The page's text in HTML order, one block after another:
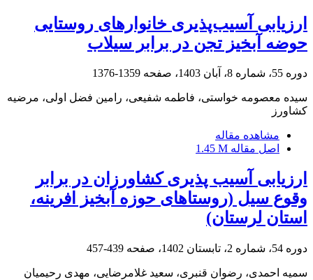
ارزیابی آسیب‌پذیری خانوارهای روستایی
حوضه آبخیز تجن در برابر سیلاب
دوره 55، شماره 8، آبان 1403، صفحه 1359-1376
سیده معصومه خواستی، فاطمه شفیعی، رامین فضل اولی، مرضیه
کشاورز
مشاهده مقاله
اصل مقاله 1.45 M
ارزیابی آسیب پذیری کشاورزان در برابر
وقوع سیل (روستاهای حوزه آبخیز افرینه،
استان لرستان)
دوره 54، شماره 2، تابستان 1402، صفحه 439-457
سمیه احمدی، رضوان قنبری، سعید غلامرضایی، مهدی رحیمیان